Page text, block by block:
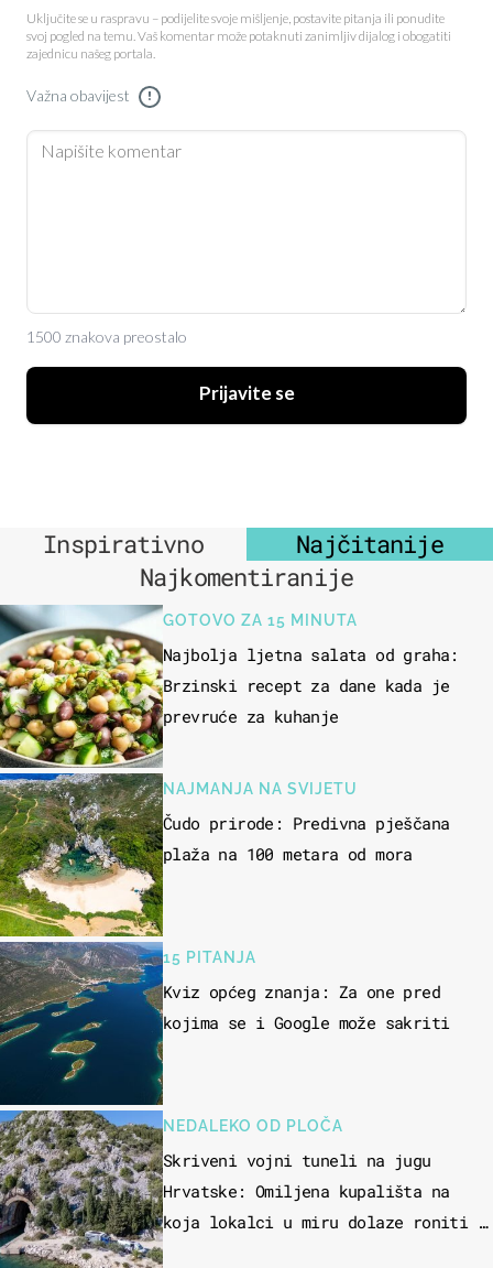
Uključite se u raspravu – podijelite svoje mišljenje, postavite pitanja ili ponudite
svoj pogled na temu. Vaš komentar može potaknuti zanimljiv dijalog i obogatiti
zajednicu našeg portala.
Važna obavijest !
1500 znakova preostalo
Prijavite se
Inspirativno
Najčitanije
Najkomentiranije
GOTOVO ZA 15 MINUTA
Najbolja ljetna salata od graha:
Brzinski recept za dane kada je
prevruće za kuhanje
NAJMANJA NA SVIJETU
Čudo prirode: Predivna pješčana
plaža na 100 metara od mora
15 PITANJA
Kviz općeg znanja: Za one pred
kojima se i Google može sakriti
NEDALEKO OD PLOČA
Skriveni vojni tuneli na jugu
Hrvatske: Omiljena kupališta na
koja lokalci u miru dolaze roniti i